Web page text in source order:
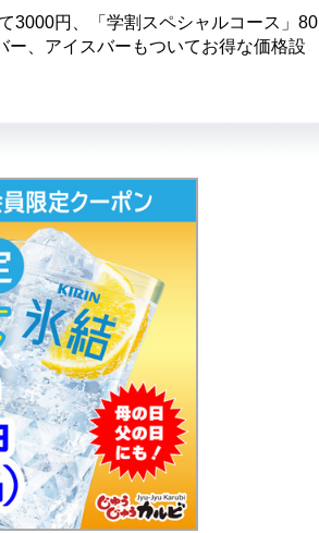
3000円、「学割スペシャルコース」80
、アイスバーもついてお得な価格設